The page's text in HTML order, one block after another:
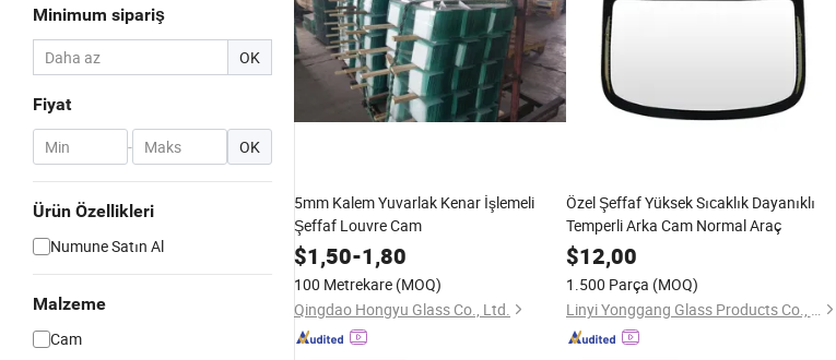
Minimum sipariş
OK
Fiyat
- OK
Ürün Özellikleri
Numune Satın Al
Malzeme
Cam
5mm Kalem Yuvarlak Kenar İşlemeli
Şeffaf Louvre Cam
$1,50-1,80
100 Metrekare (MOQ)
Qingdao Hongyu Glass Co., Ltd.
Özel Şeffaf Yüksek Sıcaklık Dayanıklı
Temperli Arka Cam Normal Araç
$12,00
1.500 Parça (MOQ)
Linyi Yonggang Glass Products Co., Ltd.